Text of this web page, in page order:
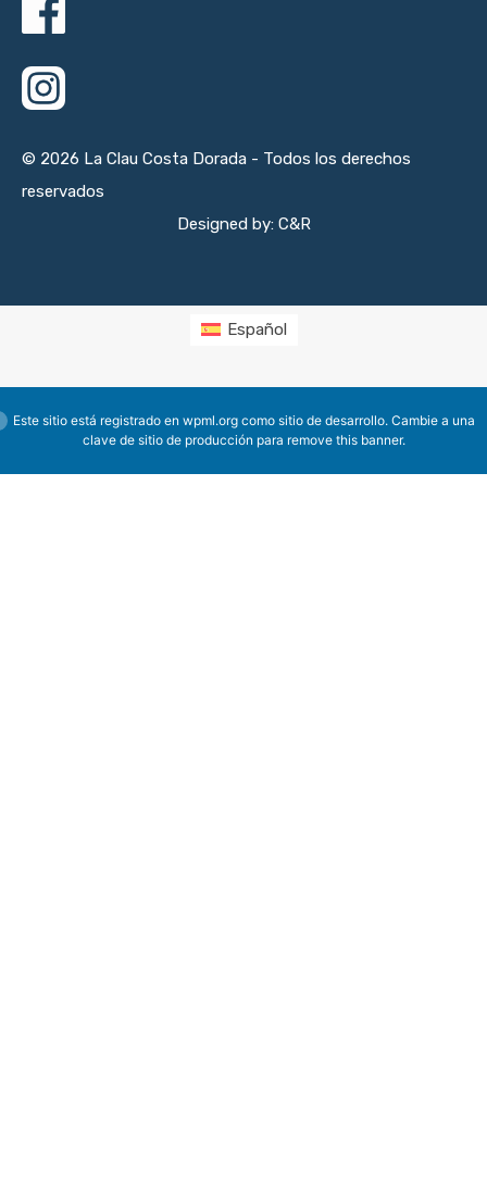
© 2026 La Clau Costa Dorada - Todos los derechos
reservados
Designed by: C&R
Español
Este sitio está registrado en wpml.orgcomo sitio de desarrollo. Cambie a una
clave de sitio de producción para remove this banner.